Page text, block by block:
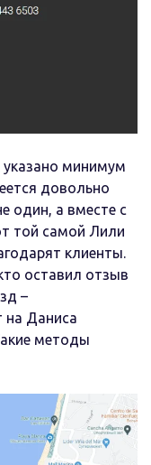
минимум
довольно
один, а вместе с
той самой Лили
клиенты.
оставил отзыв
–
на Даниса
методы